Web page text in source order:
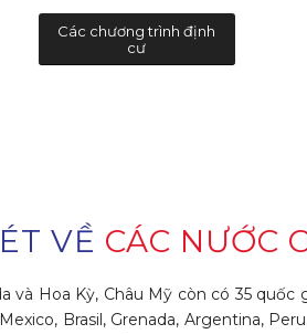
Các chương trình định
cư
VỀ CÁC NƯỚC
và Hoa Kỳ, Châu Mỹ còn có 35 quốc
Brasil, Grenada, Argentina,